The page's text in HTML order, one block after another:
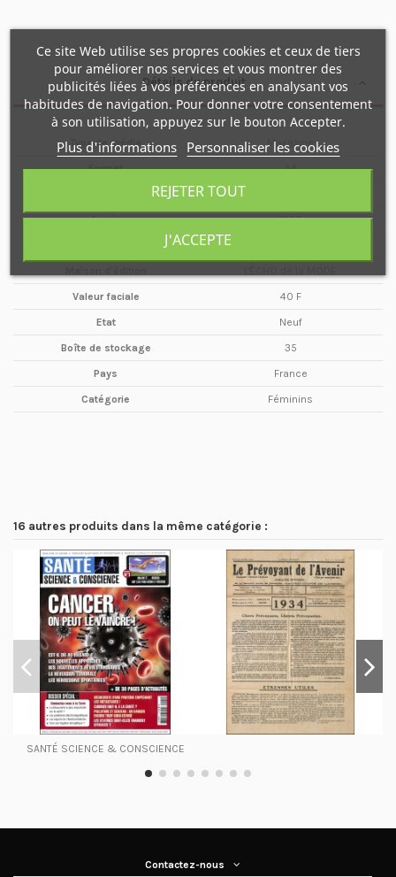
Détails du produit
Type de média Magazine
Format A4
Année 1958
Valeur faciale 40 F
Etat Neuf
Boîte de stockage 35
Pays France
Catégorie Féminins
16 autres produits dans la même catégorie :
SANTÉ SCIENCE & CONSCIENCE
Contactez-nous
Ce site Web utilise ses propres cookies et ceux de tiers
pour améliorer nos services et vous montrer des
publicités liées à vos préférences en analysant vos
habitudes de navigation. Pour donner votre consentement
à son utilisation, appuyez sur le bouton Accepter.
Plus d'informations Personnaliser les cookies
REJETER TOUT
J'ACCEPTE